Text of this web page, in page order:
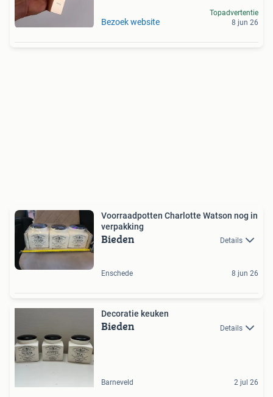
Bezoek website
Topadvertentie
8 jun 26
Voorraadpotten Charlotte Watson nog in
verpakking
Bieden Details
Enschede 8 jun 26
Decoratie keuken
Bieden Details
Barneveld 2 jul 26